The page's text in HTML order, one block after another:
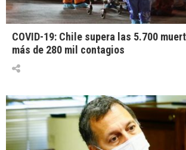
COVID-19: Chile supera las 5.700
más de 280 mil contagios